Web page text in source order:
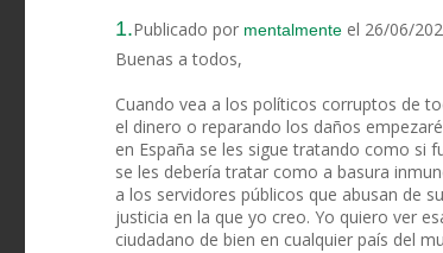
1.Publicado por mentalmente el 26/06/
Buenas a todos,
Cuando vea a los políticos corruptos de
el dinero o reparando los daños
en España se les sigue tratando como si
se les debería tratar como a basura
a los servidores públicos que abusan de
justicia en la que yo creo. Yo quiero ver
ciudadano de bien en cualquier país del